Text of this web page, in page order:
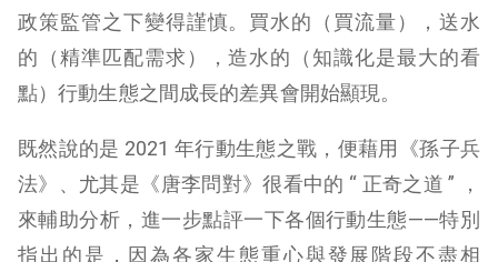
政策監管之下變得謹慎。買水的（買流量），送水
的（精準匹配需求），造水的（知識化是最大的看
點）行動生態之間成長的差異會開始顯現。
既然說的是 2021 年行動生態之戰，便藉用《孫子兵
法》、尤其是《唐李問對》很看中的 “ 正奇之道 ” ，
來輔助分析，進一步點評一下各個行動生態——特別
指出的是，因為各家生態重心與發展階段不盡相